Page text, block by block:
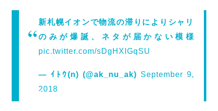
新札幌イオンで物流の滞りによりシャリ
のみが爆誕、ネタが届かない模様
pic.twitter.com/sDgHXIGqSU
— ｲﾄｳ(n) (@ak_nu_ak) September 9,
2018